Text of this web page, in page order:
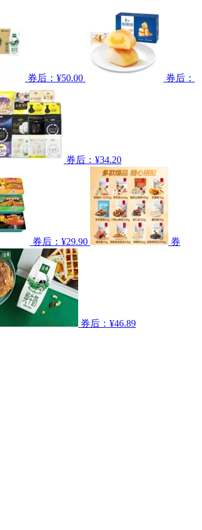
券后：¥50.00 券后：
券后：¥34.20
券后：¥29.90 券
券后：¥46.89